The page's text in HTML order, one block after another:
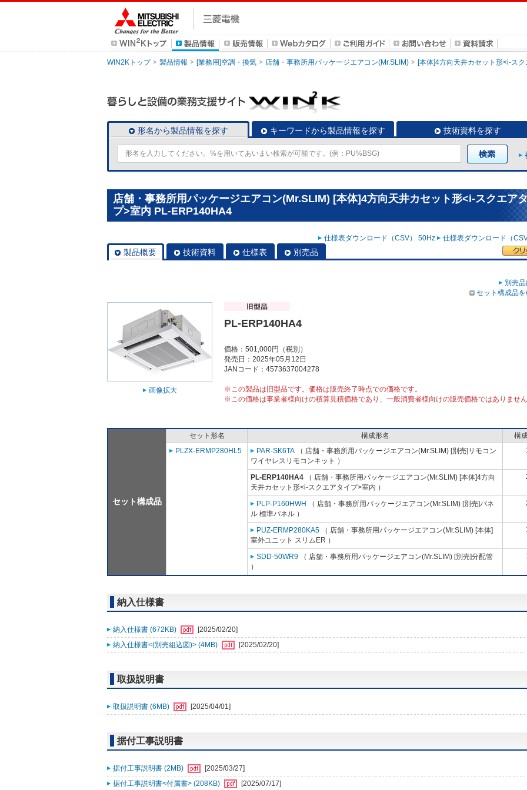
WIN2Kトップ 製品情報 [業務用]空調・換気 店舗・事務所用パッケージエアコン(Mr.SLIM) [本体]4方向天井カセット形<i-ス
形名から製品情報を探す キーワードから製品情報を探す 技術資料を探す
店舗・事務所用パッケージエアコン(Mr.SLIM) [本体]4方向天井カセット形<i-スクエア
プ>室内 PL-ERP140HA4
仕様表ダウンロード（CSV） 50Hz 仕様表ダウンロード（
製品概要 技術資料 仕様表 別売品
別売
セット構成品
画像拡大
PL-ERP140HA4
価格：501,000円（税別）
発売日：2025年05月12日
JANコード：4573637004278
※この製品は旧型品です。価格は販売終了時点での価格です。
※この価格は事業者様向けの積算見積価格であり、一般消費者様向けの販売価格ではありませ
セット構成品
セット形名 構成形名
構
PLZX-ERMP280HL5
PAR-SK6TA （ 店舗・事務所用パッケージエアコン(Mr.SLIM) [別売]リモコン
ワイヤレスリモコンキット ）
PL-ERP140HA4 （ 店舗・事務所用パッケージエアコン(Mr.SLIM) [本体]4方向
天井カセット形<i-スクエアタイプ>室内 ）
PLP-P160HWH
（ 店舗・事務所用パッケージエアコン(Mr.SLIM) [別売]パネ
ル 標準パネル ）
PUZ-ERMP280KA5 （ 店舗・事務所用パッケージエアコン(Mr.SLIM) [本体]
室外ユニット スリムER ）
SDD-50WR9 （ 店舗・事務所用パッケージエアコン(Mr.SLIM) [別売]分配管
）
納入仕様書
納入仕様書 (672KB)
[2025/02/20]
納入仕様書<(別売組込図)> (4MB)
[2025/02/20]
取扱説明書
取扱説明書 (6MB) [2025/04/01]
据付工事説明書
据付工事説明書 (2MB)
[2025/03/27]
据付工事説明書<付属書> (208KB)
[2025/07/17]